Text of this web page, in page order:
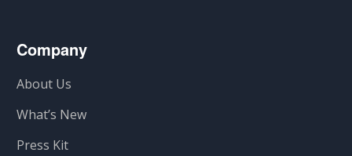
Company
About Us
What’s New
Press Kit